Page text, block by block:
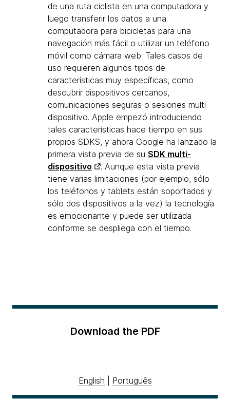
de una ruta ciclista en una computadora y
luego transferir los datos a una
computadora para bicicletas para una
navegación más fácil o utilizar un teléfono
móvil como cámara web. Tales casos de
uso requieren algunos tipos de
características muy específicas, como
descubrir dispositivos cercanos,
comunicaciones seguras o sesiones multi-
dispositivo. Apple empezó introduciendo
tales características hace tiempo en sus
propios SDKS, y ahora Google ha lanzado la
primera vista previa de su SDK multi-
dispositivo
. Aunque esta vista previa
tiene varias limitaciones (por ejemplo, sólo
los teléfonos y tablets están soportados y
sólo dos dispositivos a la vez) la tecnología
es emocionante y puede ser utilizada
conforme se despliega con el tiempo.
Download the PDF
English Português